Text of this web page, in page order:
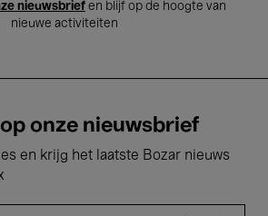
nieuwsbrief en blijf op de hoogte van
nieuwe activiteiten
onze nieuwsbrief
en krijg het laatste Bozar nieuws